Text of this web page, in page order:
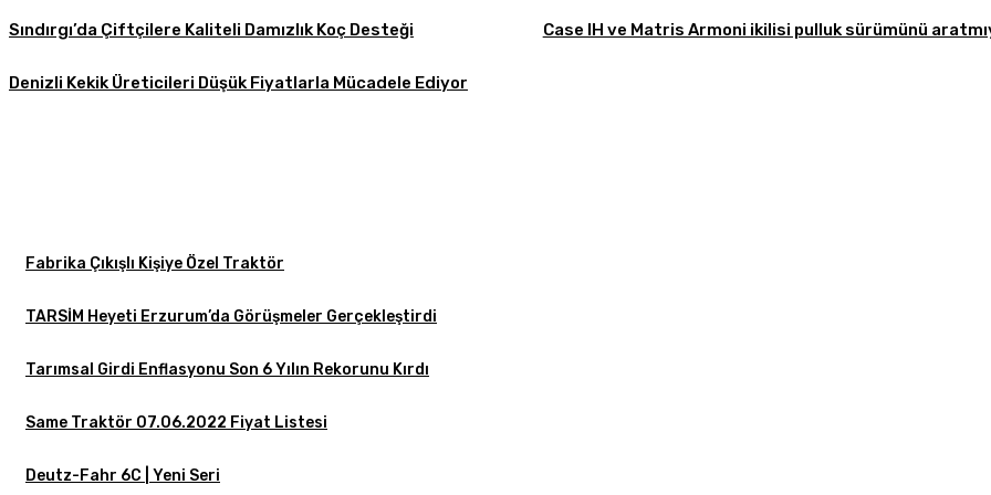
Sındırgı’da Çiftçilere Kaliteli Damızlık Koç Desteği Case IH ve Matris Armoni ikilisi pulluk sürümünü
Denizli Kekik Üreticileri Düşük Fiyatlarla Mücadele Ediyor
Fabrika Çıkışlı Kişiye Özel Traktör
TARSİM Heyeti Erzurum’da Görüşmeler Gerçekleştirdi
Tarımsal Girdi Enflasyonu Son 6 Yılın Rekorunu Kırdı
Same Traktör 07.06.2022 Fiyat Listesi
Deutz-Fahr 6C | Yeni Seri